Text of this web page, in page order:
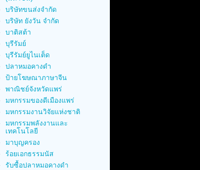
บริษัทขนส่งจำกัด
บริษัท ยังวัน จำกัด
บาติสต้า
บุรีรัมย์
บุรีรัมย์ยูไนเต็ด
ปลาหมอคางดำ
ป้ายโฆษณาภาษาจีน
พาณิชย์จังหวัดแพร่
มหกรรมของดีเมืองแพร่
มหกรรมงานวิจัยแห่งชาติ
มหกรรมพลังงานและ
เทคโนโลยี
มาบุญครอง
ร้อยเอกธรรมนัส
รับซื้อปลาหมอคางดำ